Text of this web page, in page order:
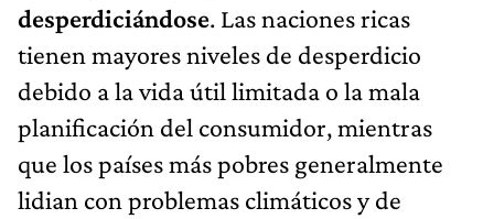
desperdiciándose. Las naciones ricas
tienen mayores niveles de desperdicio
debido a la vida útil limitada o la mala
planificación del consumidor, mientras
que los países más pobres generalmente
lidian con problemas climáticos y de